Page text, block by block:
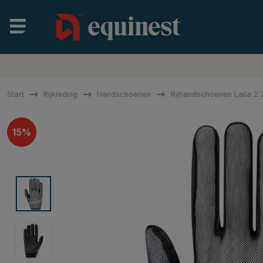
Start Rijkleding Handschoenen Rijhandschoenen Laila 2
15%